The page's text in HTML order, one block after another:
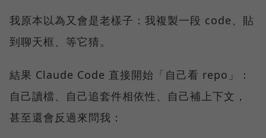
我原本以為又會是老樣子：我複製一段 code、貼
到聊天框、等它猜。
結果 Claude Code 直接開始「自己看 repo」：
自己讀檔、自己追套件相依性、自己補上下文，
甚至還會反過來問我：